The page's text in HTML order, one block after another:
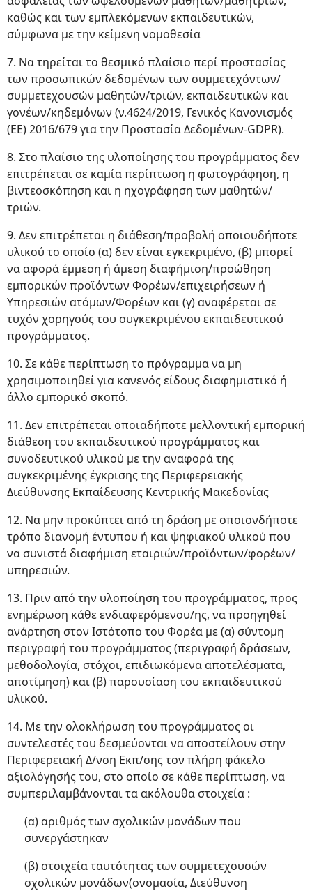
καθώς και των εμπλεκόμενων εκπαιδευτικών,
σύμφωνα με την κείμενη νομοθεσία
7. Να τηρείται το θεσμικό πλαίσιο περί προστασίας
των προσωπικών δεδομένων των συμμετεχόντων/
συμμετεχουσών μαθητών/τριών, εκπαιδευτικών και
γονέων/κηδεμόνων (ν.4624/2019, Γενικός Κανονισμός
(ΕΕ) 2016/679 για την Προστασία Δεδομένων-GDPR).
8. Στο πλαίσιο της υλοποίησης του προγράμματος δεν
επιτρέπεται σε καμία περίπτωση η φωτογράφηση, η
βιντεοσκόπηση και η ηχογράφηση των μαθητών/
τριών.
9. Δεν επιτρέπεται η διάθεση/προβολή οποιουδήποτε
υλικού το οποίο (α) δεν είναι εγκεκριμένο, (β) μπορεί
να αφορά έμμεση ή άμεση διαφήμιση/προώθηση
εμπορικών προϊόντων Φορέων/επιχειρήσεων ή
Υπηρεσιών ατόμων/Φορέων και (γ) αναφέρεται σε
τυχόν χορηγούς του συγκεκριμένου εκπαιδευτικού
προγράμματος.
10. Σε κάθε περίπτωση το πρόγραμμα να μη
χρησιμοποιηθεί για κανενός είδους διαφημιστικό ή
άλλο εμπορικό σκοπό.
11. Δεν επιτρέπεται οποιαδήποτε μελλοντική εμπορική
διάθεση του εκπαιδευτικού προγράμματος και
συνοδευτικού υλικού με την αναφορά της
συγκεκριμένης έγκρισης της Περιφερειακής
Διεύθυνσης Εκπαίδευσης Κεντρικής Μακεδονίας
12. Να μην προκύπτει από τη δράση με οποιονδήποτε
τρόπο διανομή έντυπου ή και ψηφιακού υλικού που
να συνιστά διαφήμιση εταιριών/προϊόντων/φορέων/
υπηρεσιών.
13. Πριν από την υλοποίηση του προγράμματος, προς
ενημέρωση κάθε ενδιαφερόμενου/ης, να προηγηθεί
ανάρτηση στον Ιστότοπο του Φορέα με (α) σύντομη
περιγραφή του προγράμματος (περιγραφή δράσεων,
μεθοδολογία, στόχοι, επιδιωκόμενα αποτελέσματα,
αποτίμηση) και (β) παρουσίαση του εκπαιδευτικού
υλικού.
14. Με την ολοκλήρωση του προγράμματος οι
συντελεστές του δεσμεύονται να αποστείλουν στην
Περιφερειακή Δ/νση Εκπ/σης τον πλήρη φάκελο
αξιολόγησής του, στο οποίο σε κάθε περίπτωση, να
συμπεριλαμβάνονται τα ακόλουθα στοιχεία :
(α) αριθμός των σχολικών μονάδων που
συνεργάστηκαν
(β) στοιχεία ταυτότητας των συμμετεχουσών
σχολικών μονάδων(ονομασία, Διεύθυνση